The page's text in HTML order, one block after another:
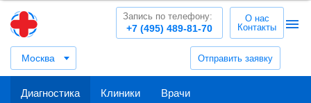
Москва Отправить заявку
+7 (495) 489-81-70
Запись по телефону:
О нас
Контакты
Диагностика Клиники Врачи